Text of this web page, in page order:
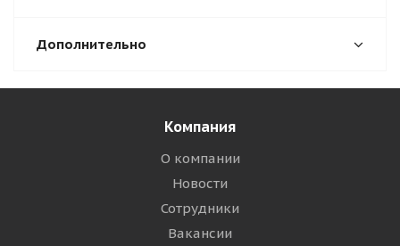
Дополнительно
Компания
О компании
Новости
Сотрудники
Вакансии